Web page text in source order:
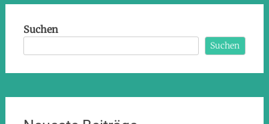
Suchen
Suchen